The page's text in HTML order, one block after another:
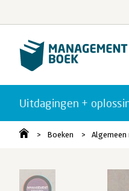
Uitdagingen +
Boeken Algemeen